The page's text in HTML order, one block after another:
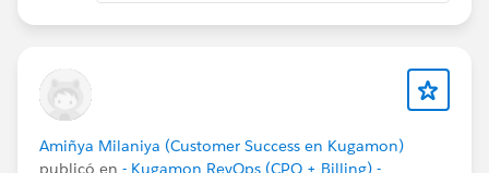
Amiñya Milaniya (Customer Success en Kugamon)
publicó en - Kugamon RevOps (CPQ + Billing) -